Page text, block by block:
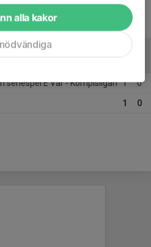
seriespel E Vår - Kompisligan 1 0
1 0
alla kakor